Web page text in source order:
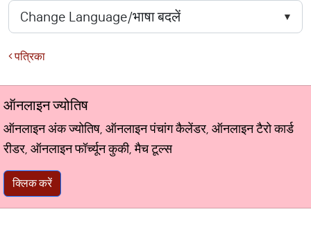
पत्रिका
ऑनलाइन ज्योतिष
ऑनलाइन अंक ज्योतिष, ऑनलाइन पंचांग कैलेंडर, ऑनलाइन टैरो कार्ड
रीडर, ऑनलाइन फॉर्च्यून कुकी, मैच टूल्स
क्लिक करें